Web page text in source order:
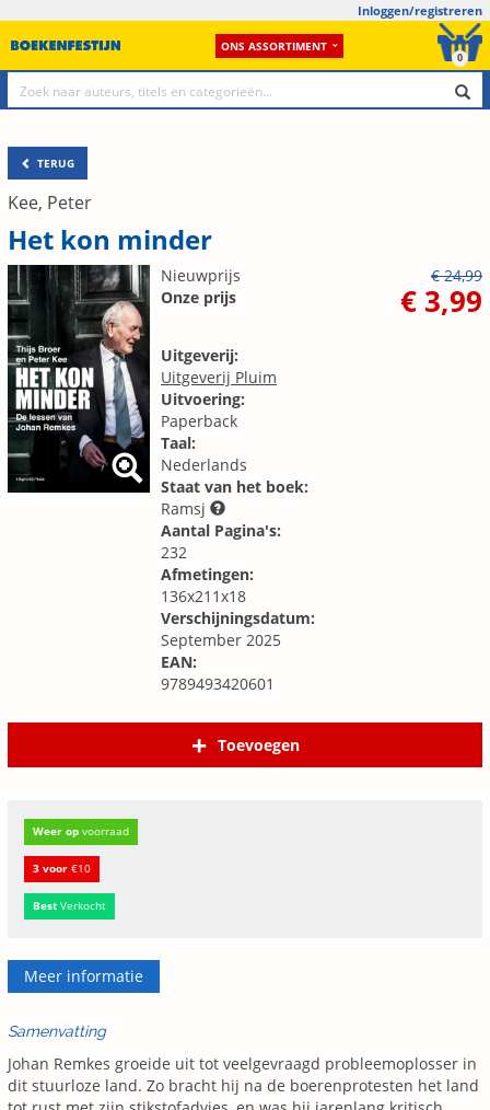
Inloggen/registreren
ONS ASSORTIMENT
0
TERUG
Kee, Peter
Het kon minder
Nieuwprijs
€ 24,99
Onze prijs
€ 3,99
Uitgeverij:
Uitgeverij Pluim
Uitvoering:
Paperback
Taal:
Nederlands
Staat van het boek:
Ramsj
Aantal Pagina's:
232
Afmetingen:
136x211x18
Verschijningsdatum:
September 2025
EAN:
9789493420601
Toevoegen
Weer op voorraad
3 voor €10
Best Verkocht
Meer informatie
Samenvatting
Johan Remkes groeide uit tot veelgevraagd probleemoplosser in
dit stuurloze land. Zo bracht hij na de boerenprotesten het land